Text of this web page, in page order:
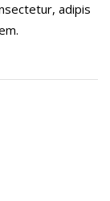
adipis